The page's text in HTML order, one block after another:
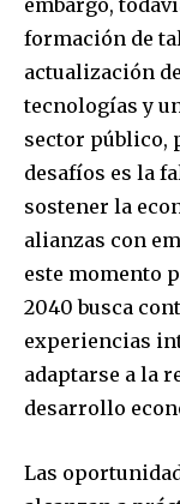
Join our
To subscribe,
or click the
formación de
actualización
tecnologías y
sector público,
desafíos es la
sostener la
alianzas con
este momento
2040 busca
experiencias
adaptarse a la
desarrollo
Las